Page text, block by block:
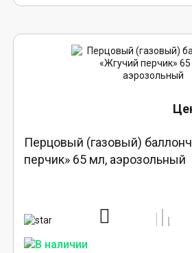
Перцовый (газовый)
перчик» 65 мл, аэрозольный